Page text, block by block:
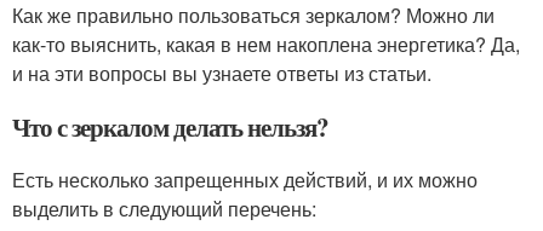
Как же правильно пользоваться зеркалом? Можно ли
как-то выяснить, какая в нем накоплена энергетика? Да,
и на эти вопросы вы узнаете ответы из статьи.
Что с зеркалом делать нельзя?
Есть несколько запрещенных действий, и их можно
выделить в следующий перечень: